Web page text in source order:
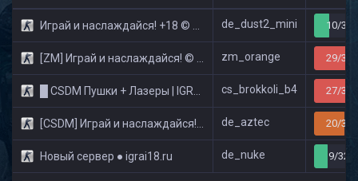
Играй и наслаждайся! +18 © Public de_dust2_mini 10/32
[ZM] Играй и наслаждайся! © Zombie Show zm_orange 29/32
█ CSDM Пушки + Лазеры | IGRAI18.RU ツ █ cs_brokkoli_b4 27/32
[CSDM] Играй и наслаждайся! © Classic de_aztec 20/32
Новый сервер ● igrai18.ru de_nuke 9/32